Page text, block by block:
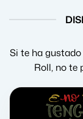
Si te ha
Roll, no te